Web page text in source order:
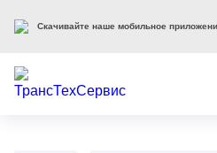
Скачивайте наше мобильное